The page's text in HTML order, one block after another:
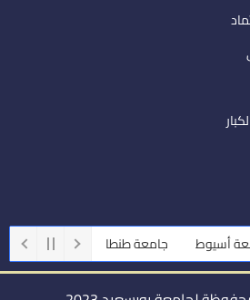
جامعة طنطا جامعة حلوان